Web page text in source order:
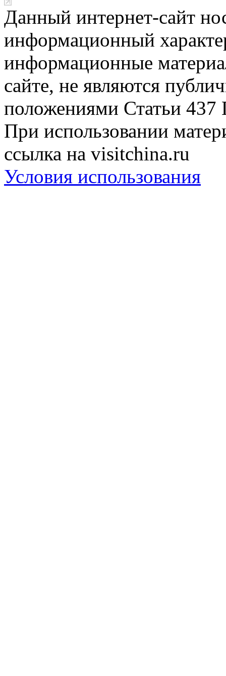
Данный интернет-сайт
информационный
информационные
сайте, не являются
положениями Статьи 437
При использовании
ссылка на visitchina.ru
Условия использования